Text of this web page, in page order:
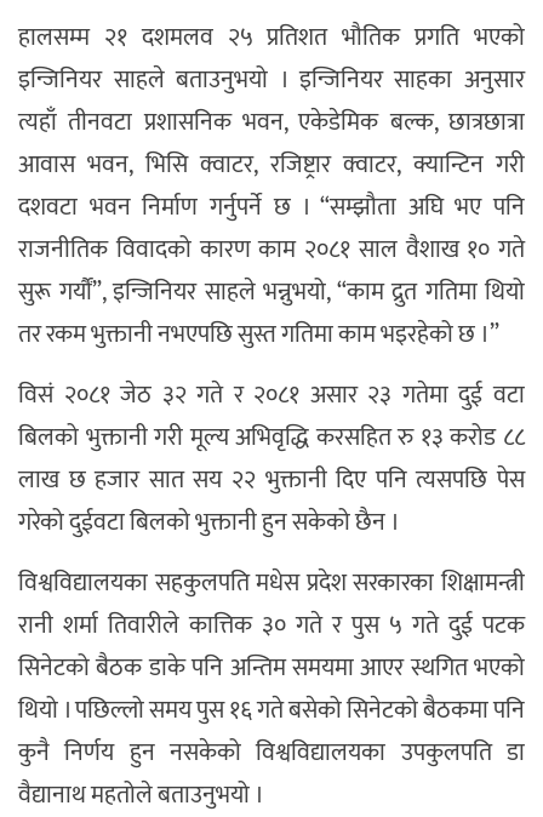
हालसम्म २१ दशमलव २५ प्रतिशत भौतिक प्रगति भएको
इन्जिनियर साहले बताउनुभयो । इन्जिनियर साहका अनुसार
त्यहाँ तीनवटा प्रशासनिक भवन, एकेडेमिक बल्क, छात्रछात्रा
आवास भवन, भिसि क्वाटर, रजिष्ट्रार क्वाटर, क्यान्टिन गरी
दशवटा भवन निर्माण गर्नुपर्ने छ । “सम्झौता अघि भए पनि
राजनीतिक विवादको कारण काम २०८१ साल वैशाख १० गते
सुरू गर्यौं”, इन्जिनियर साहले भन्नुभयो, “काम द्रुत गतिमा थियो
तर रकम भुक्तानी नभएपछि सुस्त गतिमा काम भइरहेको छ ।”
विसं २०८१ जेठ ३२ गते र २०८१ असार २३ गतेमा दुई वटा
बिलको भुक्तानी गरी मूल्य अभिवृद्धि करसहित रु १३ करोड ८८
लाख छ हजार सात सय २२ भुक्तानी दिए पनि त्यसपछि पेस
गरेको दुईवटा बिलको भुक्तानी हुन सकेको छैन ।
विश्वविद्यालयका सहकुलपति मधेस प्रदेश सरकारका शिक्षामन्त्री
रानी शर्मा तिवारीले कात्तिक ३० गते र पुस ५ गते दुई पटक
सिनेटको बैठक डाके पनि अन्तिम समयमा आएर स्थगित भएको
थियो । पछिल्लो समय पुस १६ गते बसेको सिनेटको बैठकमा पनि
कुनै निर्णय हुन नसकेको विश्वविद्यालयका उपकुलपति डा
वैद्यानाथ महतोले बताउनुभयो ।